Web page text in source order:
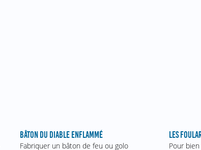
BÂTON DU DIABLE ENFLAMMÉ
Fabriquer un bâton de feu ou golo
LES
Pour